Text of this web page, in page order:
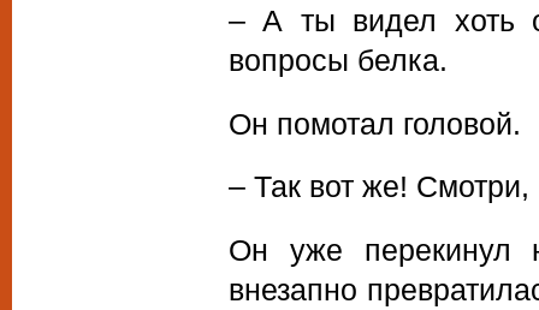
– А ты видел хоть
вопросы белка.
Он помотал головой.
– Так вот же! Смотри,
Он уже перекинул
внезапно